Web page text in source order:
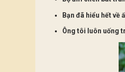
Bạn đã hiểu hết về
Ông tôi luôn uống